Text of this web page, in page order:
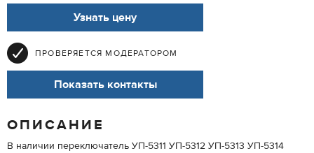
Узнать цену
ПРОВЕРЯЕТСЯ МОДЕРАТОРОМ
Показать контакты
ОПИСАНИЕ
В наличии переключатель УП-5311 УП-5312 УП-5313 УП-5314